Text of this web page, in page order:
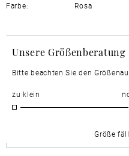
Farbe:
Rosa
Unsere Größenberatung
Bitte beachten Sie den
zu klein
Größe